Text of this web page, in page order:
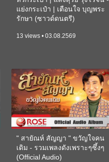
แย่งกระเป๋า | เตือนใจ บุญพระ
รักษา (ซาวด์ดนตรี)
13 views • 03.08.2569
" สายัณห์ สัญญา " ขวัญใจคน
เดิม - รวมเพลงดังเพราะๆซึ้งๆ
(Official Audio)